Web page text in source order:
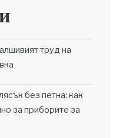
труд на
без петна: как
за приборите за